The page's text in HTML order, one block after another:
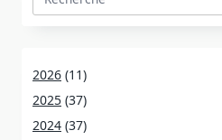
2026 (11)
2025 (37)
2024 (37)